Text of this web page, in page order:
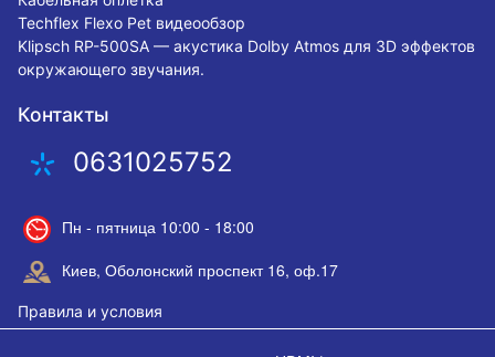
Techflex Flexo Pet видеообзор
Klipsch RP-500SA — акустика Dolby Atmos для 3D эффектов
окружающего звучания.
Контакты
0631025752
Пн - пятница 10:00 - 18:00
Киев, Оболонский проспект 16, оф.17
Правила и условия